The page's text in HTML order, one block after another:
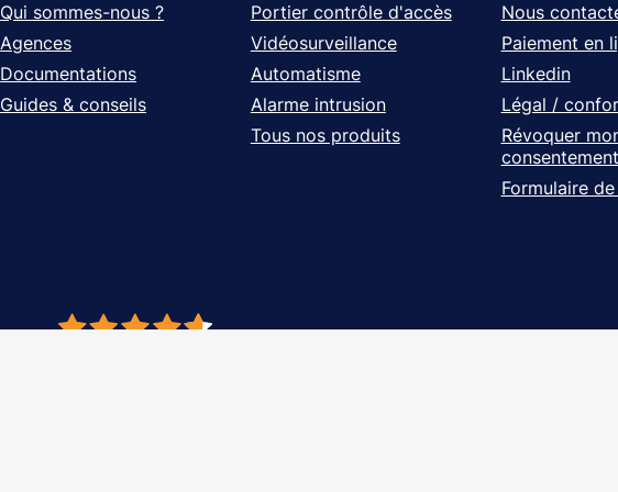
Qui sommes-nous ?
Agences
Documentations
Guides & conseils
Portier contrôle d'accès
Vidéosurveillance
Automatisme
Alarme intrusion
Tous nos produits
Nous
Paiement en
Linkedin
Légal /
Révoquer
consentement
Formulaire